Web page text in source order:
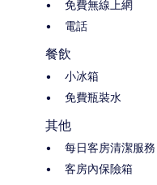
免費無線上網
電話
餐飲
小冰箱
免費瓶裝水
其他
每日客房清潔服務
客房內保險箱